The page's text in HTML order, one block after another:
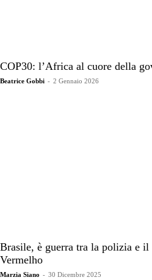
COP30: l’Africa al cuore della
Beatrice Gobbi - 2 Gennaio 2026
Brasile, è guerra tra la polizia e il
Vermelho
Marzia Siano - 30 Dicembre 2025